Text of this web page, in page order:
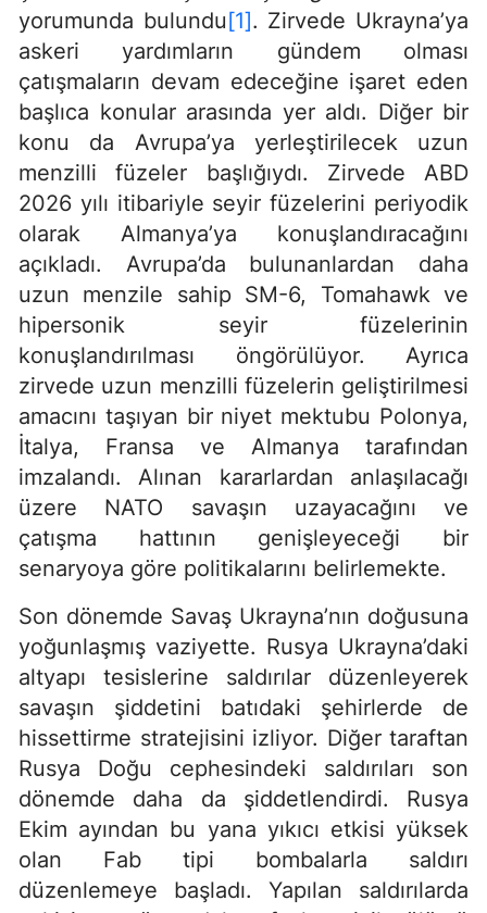
yorumunda bulundu[1]. Zirvede Ukrayna’ya
askeri yardımların gündem olması
çatışmaların devam edeceğine işaret eden
başlıca konular arasında yer aldı. Diğer bir
konu da Avrupa’ya yerleştirilecek uzun
menzilli füzeler başlığıydı. Zirvede ABD
2026 yılı itibariyle seyir füzelerini periyodik
olarak Almanya’ya konuşlandıracağını
açıkladı. Avrupa’da bulunanlardan daha
uzun menzile sahip SM-6, Tomahawk ve
hipersonik seyir füzelerinin
konuşlandırılması öngörülüyor. Ayrıca
zirvede uzun menzilli füzelerin geliştirilmesi
amacını taşıyan bir niyet mektubu Polonya,
İtalya, Fransa ve Almanya tarafından
imzalandı. Alınan kararlardan anlaşılacağı
üzere NATO savaşın uzayacağını ve
çatışma hattının genişleyeceği bir
senaryoya göre politikalarını belirlemekte.
Son dönemde Savaş Ukrayna’nın doğusuna
yoğunlaşmış vaziyette. Rusya Ukrayna’daki
altyapı tesislerine saldırılar düzenleyerek
savaşın şiddetini batıdaki şehirlerde de
hissettirme stratejisini izliyor. Diğer taraftan
Rusya Doğu cephesindeki saldırıları son
dönemde daha da şiddetlendirdi. Rusya
Ekim ayından bu yana yıkıcı etkisi yüksek
olan Fab tipi bombalarla saldırı
düzenlemeye başladı. Yapılan saldırılarda